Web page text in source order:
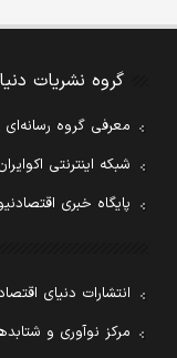
گروه نشریات
معرفی گروه رسانه‌ای
شبکه اینترنتی
پایگاه خبری
انتشارات دنیای
مرکز نوآوری و